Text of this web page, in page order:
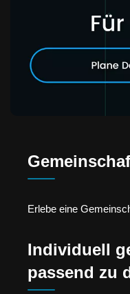
Erlebe eine
Individuell
passend zu